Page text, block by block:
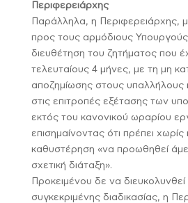
Περιφερειάρχης
Παράλληλα, η Περιφερειάρχης,
προς τους αρμόδιους Υπουργούς
διευθέτηση του ζητήματος που
τελευταίους 4 μήνες, με τη μη
αποζημίωσης στους υπαλλήλους
στις επιτροπές εξέτασης των
εκτός του κανονικού ωραρίου
επισημαίνοντας ότι πρέπει
καθυστέρηση «να προωθηθεί
σχετική διάταξη».
Προκειμένου δε να
συγκεκριμένης διαδικασίας, η